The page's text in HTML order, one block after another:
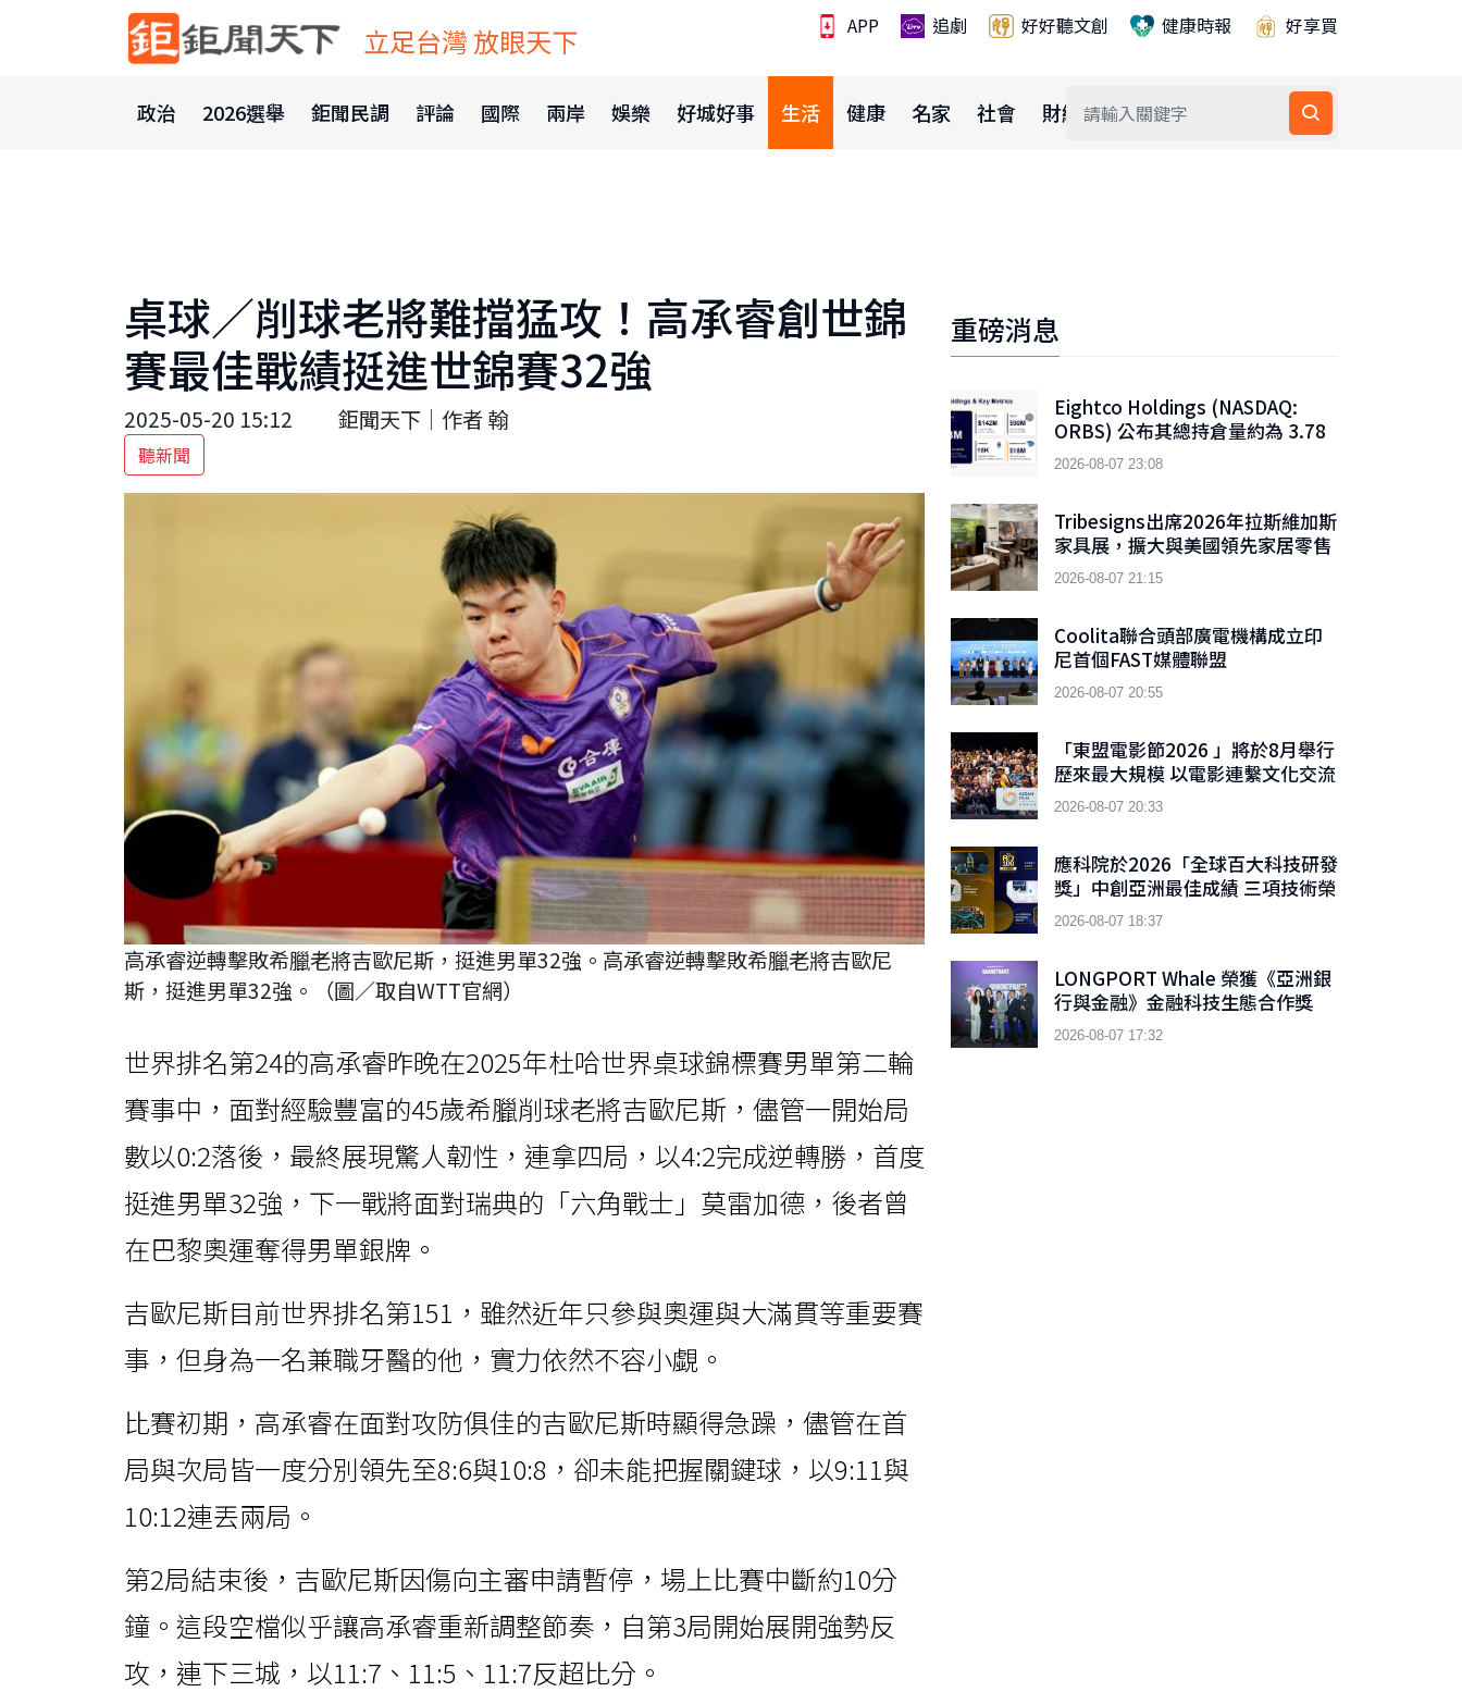
立足台灣 放眼天下 APP 追劇 好好聽文創 健康時報 好享買
政治 2026選舉 鉅聞民調 評論 國際 兩岸 娛樂 好城好事 生活 健康 名家 社會 財經 公益
桌球／削球老將難擋猛攻！高承睿創世錦
賽最佳戰績挺進世錦賽32強
2025-05-20 15:12 鉅聞天下｜作者 翰
聽新聞
高承睿逆轉擊敗希臘老將吉歐尼斯，挺進男單32強。高承睿逆轉擊敗希臘老將吉歐尼
斯，挺進男單32強。（圖／取自WTT官網）
世界排名第24的高承睿昨晚在2025年杜哈世界桌球錦標賽男單第二輪
賽事中，面對經驗豐富的45歲希臘削球老將吉歐尼斯，儘管一開始局
數以0:2落後，最終展現驚人韌性，連拿四局，以4:2完成逆轉勝，首度
挺進男單32強，下一戰將面對瑞典的「六角戰士」莫雷加德，後者曾
在巴黎奧運奪得男單銀牌。
吉歐尼斯目前世界排名第151，雖然近年只參與奧運與大滿貫等重要賽
事，但身為一名兼職牙醫的他，實力依然不容小覷。
比賽初期，高承睿在面對攻防俱佳的吉歐尼斯時顯得急躁，儘管在首
局與次局皆一度分別領先至8:6與10:8，卻未能把握關鍵球，以9:11與
10:12連丟兩局。
第2局結束後，吉歐尼斯因傷向主審申請暫停，場上比賽中斷約10分
鐘。這段空檔似乎讓高承睿重新調整節奏，自第3局開始展開強勢反
攻，連下三城，以11:7、11:5、11:7反超比分。
重磅消息
Eightco Holdings (NASDAQ:
ORBS) 公布其總持倉量約為 3.78
億美元，當中包括 OpenAI、
Beast Industries、超過 16,000
2026-08-07 23:08
Tribesigns出席2026年拉斯維加斯
家具展，擴大與美國領先家居零售
商的合作
2026-08-07 21:15
Coolita聯合頭部廣電機構成立印
尼首個FAST媒體聯盟
2026-08-07 20:55
「東盟電影節2026 」將於8月舉行
歷來最大規模 以電影連繫文化交流
2026-08-07 20:33
應科院於2026「全球百大科技研發
獎」中創亞洲最佳成績 三項技術榮
膺全球百大創新獎項
2026-08-07 18:37
LONGPORT Whale 榮獲《亞洲銀
行與金融》金融科技生態合作獎
2026-08-07 17:32